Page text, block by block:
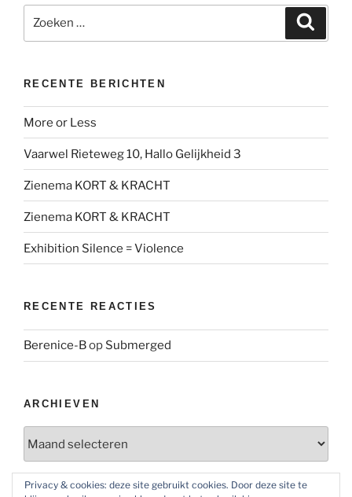
naar:
RECENTE BERICHTEN
More or Less
Vaarwel Rieteweg 10, Hallo Gelijkheid 3
Zienema KORT & KRACHT
Zienema KORT & KRACHT
Exhibition Silence = Violence
RECENTE REACTIES
Berenice-Bop Submerged
ARCHIEVEN
Privacy & cookies: deze site gebruikt cookies. Door deze site te